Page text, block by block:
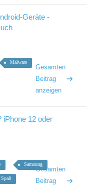
Geräte -
Malware
Gesamten
Beitrag
anzeigen
iPhone 12 oder
Samsung
Spaß
Gesamten
Beitrag